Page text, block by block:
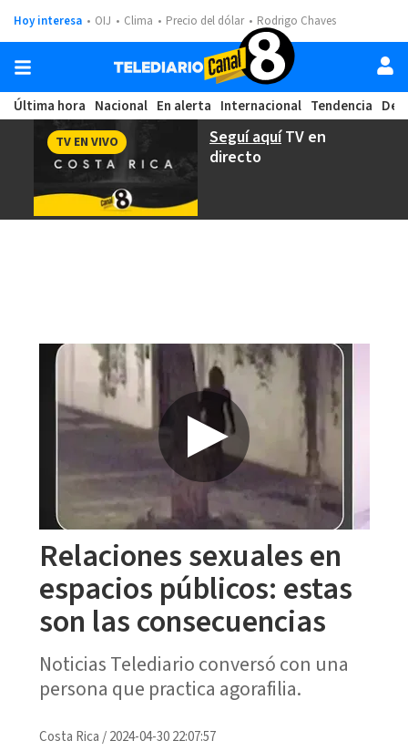
Hoy interesa OIJ Clima Precio del dólar Rodrigo Chaves
Última hora Nacional En alerta Internacional Tendencia
Seguí aquíTV en
directo
TV EN VIVO
Relaciones sexuales en
espacios públicos: estas
son las consecuencias
Noticias Telediario conversó con una
persona que practica agorafilia.
Costa Rica /2024-04-30 22:07:57